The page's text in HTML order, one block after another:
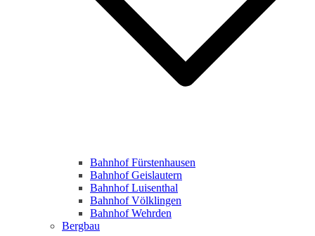
Bahnhof Fürstenhausen
Bahnhof Geislautern
Bahnhof Luisenthal
Bahnhof Völklingen
Bahnhof Wehrden
Bergbau